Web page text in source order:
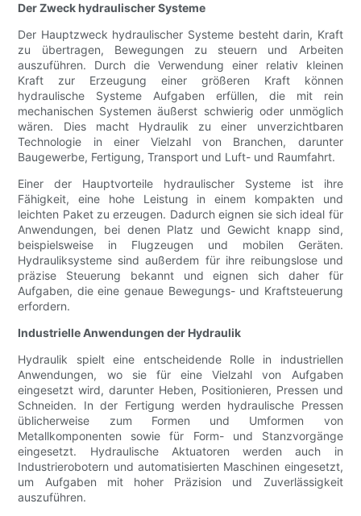
Der Zweck hydraulischer Systeme
Der Hauptzweck hydraulischer Systeme besteht darin, Kraft
zu übertragen, Bewegungen zu steuern und Arbeiten
auszuführen. Durch die Verwendung einer relativ kleinen
Kraft zur Erzeugung einer größeren Kraft können
hydraulische Systeme Aufgaben erfüllen, die mit rein
mechanischen Systemen äußerst schwierig oder unmöglich
wären. Dies macht Hydraulik zu einer unverzichtbaren
Technologie in einer Vielzahl von Branchen, darunter
Baugewerbe, Fertigung, Transport und Luft- und Raumfahrt.
Einer der Hauptvorteile hydraulischer Systeme ist ihre
Fähigkeit, eine hohe Leistung in einem kompakten und
leichten Paket zu erzeugen. Dadurch eignen sie sich ideal für
Anwendungen, bei denen Platz und Gewicht knapp sind,
beispielsweise in Flugzeugen und mobilen Geräten.
Hydrauliksysteme sind außerdem für ihre reibungslose und
präzise Steuerung bekannt und eignen sich daher für
Aufgaben, die eine genaue Bewegungs- und Kraftsteuerung
erfordern.
Industrielle Anwendungen der Hydraulik
Hydraulik spielt eine entscheidende Rolle in industriellen
Anwendungen, wo sie für eine Vielzahl von Aufgaben
eingesetzt wird, darunter Heben, Positionieren, Pressen und
Schneiden. In der Fertigung werden hydraulische Pressen
üblicherweise zum Formen und Umformen von
Metallkomponenten sowie für Form- und Stanzvorgänge
eingesetzt. Hydraulische Aktuatoren werden auch in
Industrierobotern und automatisierten Maschinen eingesetzt,
um Aufgaben mit hoher Präzision und Zuverlässigkeit
auszuführen.